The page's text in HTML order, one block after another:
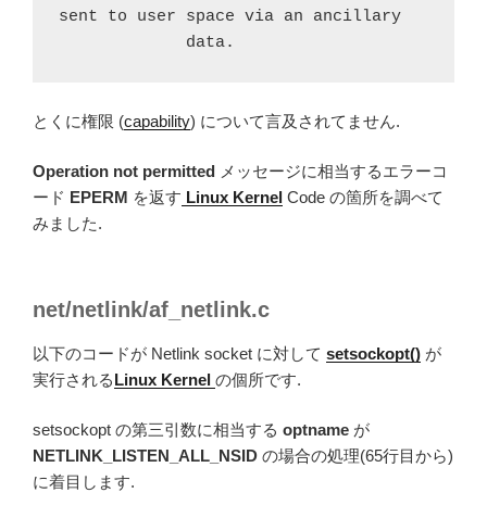
sent to user space via an ancillary
             data.
とくに権限 (capability) について言及されてません.
Operation not permitted メッセージに相当するエラーコ
ード EPERM を返す Linux Kernel Code の箇所を調べて
みました.
net/netlink/af_netlink.c
以下のコードが Netlink socket に対して setsockopt() が
実行されるLinux Kernel の個所です.
setsockopt の第三引数に相当する optname が
NETLINK_LISTEN_ALL_NSID の場合の処理(65行目から)
に着目します.